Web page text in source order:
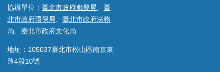
協辦單位： 臺北市政府都發局
臺
北市政府環保局
臺北市政府法務
局
臺北市政府文化局
地址：105037臺北市松山區南京東
路4段10號